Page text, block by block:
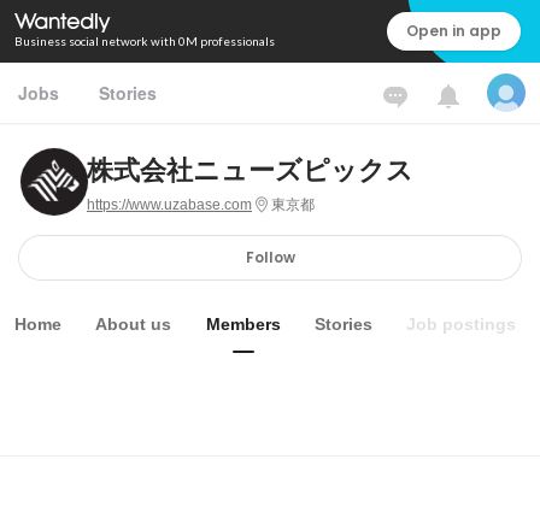
Business social network with 0M professionals Open in app
Jobs Stories
株式会社ニューズピックス
https://www.uzabase.com 東京都
Follow
Home About us Members Stories Job postings